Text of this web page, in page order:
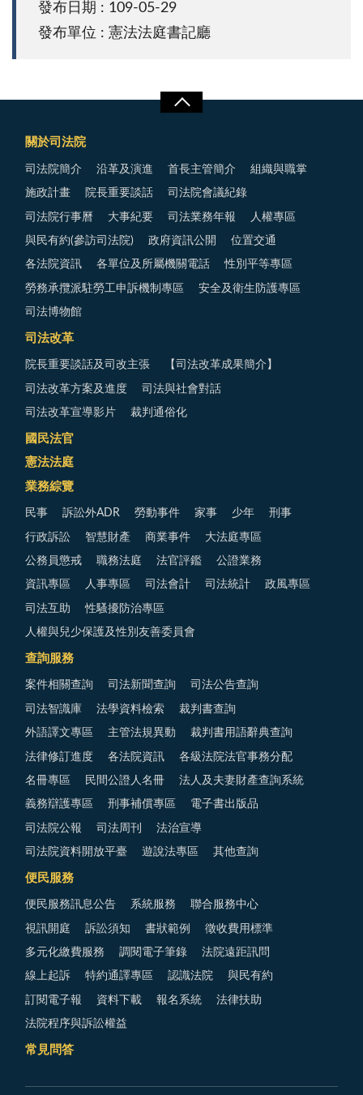
發布日期 : 109-05-29
發布單位 : 憲法法庭書記廳
關於司法院
司法院簡介 沿革及演進 首長主管簡介 組織與職掌
施政計畫 院長重要談話 司法院會議紀錄
司法院行事曆 大事紀要 司法業務年報 人權專區
與民有約(參訪司法院) 政府資訊公開 位置交通
各法院資訊 各單位及所屬機關電話 性別平等專區
勞務承攬派駐勞工申訴機制專區 安全及衛生防護專區
司法博物館
司法改革
院長重要談話及司改主張 【司法改革成果簡介】
司法改革方案及進度 司法與社會對話
司法改革宣導影片 裁判通俗化
國民法官
憲法法庭
業務綜覽
民事 訴訟外ADR 勞動事件 家事 少年 刑事
行政訴訟 智慧財產 商業事件 大法庭專區
公務員懲戒 職務法庭 法官評鑑 公證業務
資訊專區 人事專區 司法會計 司法統計 政風專區
司法互助 性騷擾防治專區
人權與兒少保護及性別友善委員會
查詢服務
案件相關查詢 司法新聞查詢 司法公告查詢
司法智識庫 法學資料檢索 裁判書查詢
外語譯文專區 主管法規異動 裁判書用語辭典查詢
法律修訂進度 各法院資訊 各級法院法官事務分配
名冊專區 民間公證人名冊 法人及夫妻財產查詢系統
義務辯護專區 刑事補償專區 電子書出版品
司法院公報 司法周刊 法治宣導
司法院資料開放平臺 遊說法專區 其他查詢
便民服務
便民服務訊息公告 系統服務 聯合服務中心
視訊開庭 訴訟須知 書狀範例 徵收費用標準
多元化繳費服務 調閱電子筆錄 法院遠距訊問
線上起訴 特約通譯專區 認識法院 與民有約
訂閱電子報 資料下載 報名系統 法律扶助
法院程序與訴訟權益
常見問答